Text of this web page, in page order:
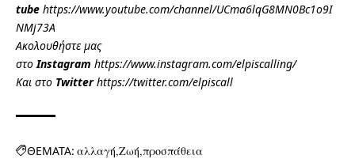
tube https://www.youtube.com/channel/UCma6lqG8MN0Bc1o9I
NMj73A
Ακολουθήστε μας
στο Instagram https://www.instagram.com/elpiscalling/
Και στο Twitterhttps://twitter.com/elpiscall
ΘΕΜΑΤΑ: αλλαγή Ζωή προσπάθεια